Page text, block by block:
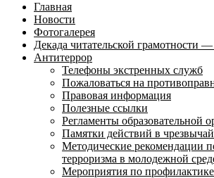
Главная
Новости
Фотогалерея
Декада читательской грамотности —
Антитеррор
Телефоны экстренных служб
Пожаловаться на
Правовая информация
Полезные ссылки
Регламенты образовательной
Памятки действий в
Методические рекомендации
терроризма в молодежной
Мероприятия по